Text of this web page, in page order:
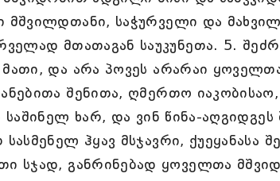
მშვილდთანი, საჭურველი და
მთათაგან საუკუნეთა. 5.
და არა პოვეს არარაი
შენითა, ღმერთო
საშინელ ხარ, და ვინ წინა-
სასმენელ ჰყავ მსჯავრი,
სჯად, განრინებად ყოველთა